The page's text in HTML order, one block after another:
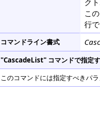
ク
こ
行
コマンドライン書式
"CascadeList" コマンドで指定
このコマンドには指定すべきパ